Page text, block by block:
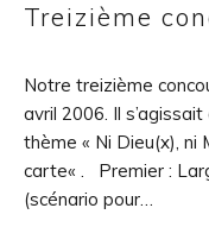
Treizième
Notre treizième
avril 2006. Il
thème « Ni Dieu(x), ni
carte« . Premier :
(scénario pour…